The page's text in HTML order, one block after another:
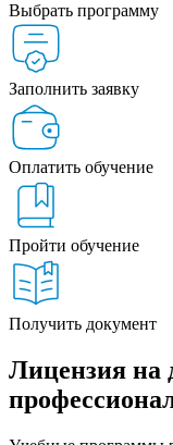
Выбрать программу
Заполнить заявку
Оплатить обучение
Пройти обучение
Получить документ
Лицензия на